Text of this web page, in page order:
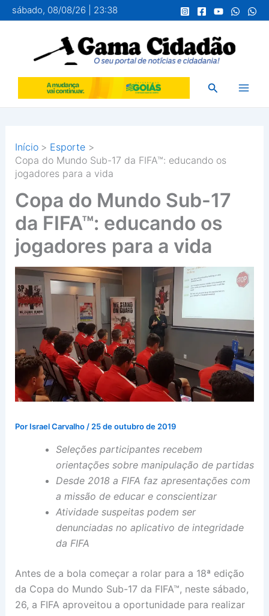
para
conteúdo
sábado, 08/08/26 | 23:38
Pesquisar
Início
Esporte
Copa do Mundo Sub-17 da FIFA™: educando os
jogadores para a vida
Copa do Mundo Sub-17
da FIFA™: educando os
jogadores para a vida
Por Israel Carvalho/25 de outubro de 2019
Seleções participantes recebem
orientações sobre manipulação de partidas
Desde 2018 a FIFA faz apresentações com
a missão de educar e conscientizar
Atividade suspeitas podem ser
denunciadas no aplicativo de integridade
da FIFA
Antes de a bola começar a rolar para a 18ª edição
da Copa do Mundo Sub-17 da FIFA™, neste sábado,
26, a FIFA aproveitou a oportunidade para realizar